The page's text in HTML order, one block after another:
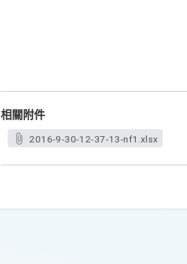
相關附件
2016-9-30-12-37-13-nf1.xlsx